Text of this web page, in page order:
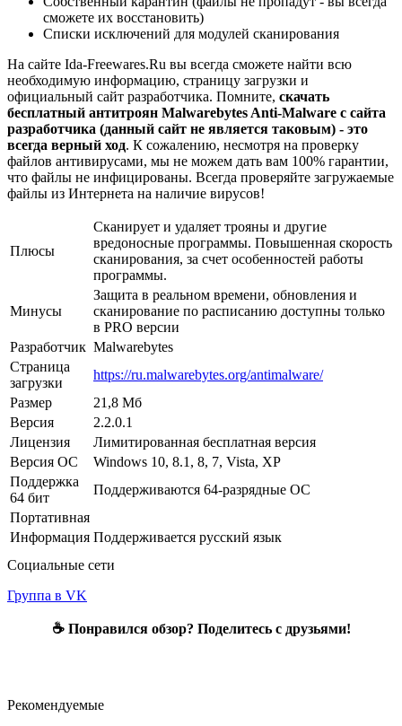
сможете их восстановить)
Списки исключений для модулей сканирования
На сайте Ida-Freewares.Ru вы всегда сможете найти всю
необходимую информацию, страницу загрузки и
официальный сайт разработчика. Помните, скачать
бесплатный антитроян Malwarebytes Anti-Malware с сайта
разработчика (данный сайт не является таковым) - это
всегда верный ход. К сожалению, несмотря на проверку
файлов антивирусами, мы не можем дать вам 100% гарантии,
что файлы не инфицированы. Всегда проверяйте загружаемые
файлы из Интернета на наличие вирусов!
Плюсы
Сканирует и удаляет трояны и другие
вредоносные программы. Повышенная скорость
сканирования, за счет особенностей работы
программы.
Минусы
Защита в реальном времени, обновления и
сканирование по расписанию доступны только
в PRO версии
Разработчик Malwarebytes
Страница
загрузки
https://ru.malwarebytes.org/antimalware/
Размер
21,8 Мб
Версия
2.2.0.1
Лицензия
Лимитированная бесплатная версия
Версия ОС
Windows 10, 8.1, 8, 7, Vista, XP
Поддержка
64 бит
Поддерживаются 64-разрядные ОС
Портативная
Информация Поддерживается русский язык
Социальные сети
Группа в VK
☕ Понравился обзор? Поделитесь с друзьями!
Рекомендуемые